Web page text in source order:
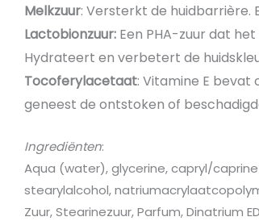
Melkzuur: Versterkt de huidbarrière.
Lactobionzuur: Een PHA-zuur dat
Hydrateert en verbetert de
Tocoferylacetaat: Vitamine E
geneest de ontstoken of
Ingrediënten:
Aqua (water), glycerine, capryl/
stearylalcohol,
Zuur, Stearinezuur, Parfum, Dinatrium